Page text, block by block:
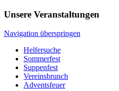
Unsere Veranstaltungen
Navigation überspringen
Helfersuche
Sommerfest
Suppenfest
Vereinsbrunch
Adventsfeuer